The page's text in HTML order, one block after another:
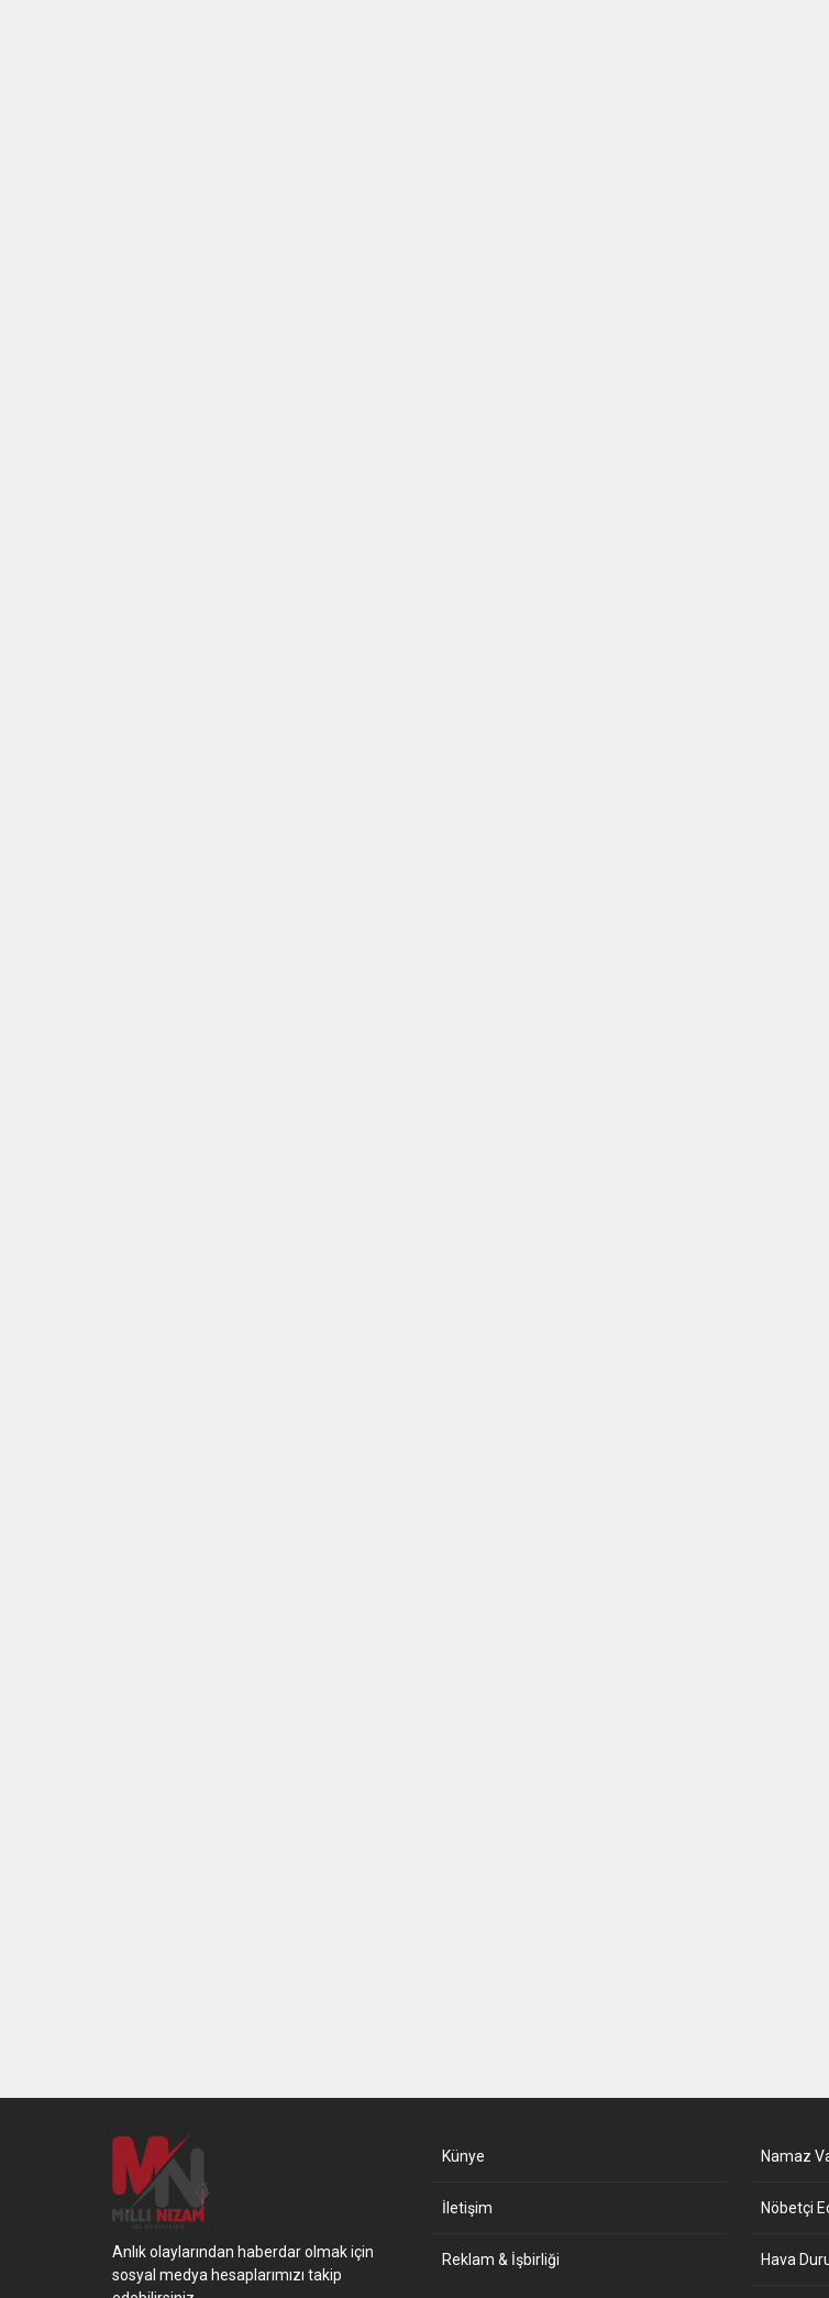
Anlık olaylarından haberdar olmak için
sosyal medya hesaplarımızı takip
Künye
İletişim
Reklam & İşbirliği
Namaz
Nöbetçi
Hava